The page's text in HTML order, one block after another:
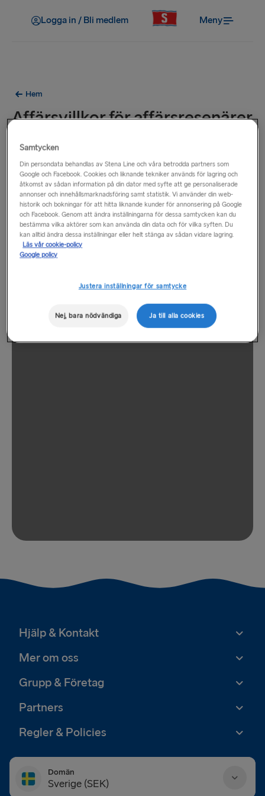
Logga in / Bli medlem Meny
Hem
Affärsvillkor för affärsresenärer
Affärsvillkor för affärsresenärer
Hjälp & Kontakt
Mer om oss
Grupp & Företag
Partners
Regler & Policies
Domän
Sverige (SEK)
Samtycken
Din persondata behandlas av Stena Line och våra betrodda partners som
Google och Facebook. Cookies och liknande tekniker används för lagring och
åtkomst av sådan information på din dator med syfte att ge personaliserade
annonser och innehållsmarknadsföring samt statistik. Vi använder din web-
historik och bokningar för att hitta liknande kunder för annonsering på Google
och Facebook. Genom att ändra inställningarna för dessa samtycken kan du
bestämma vilka aktörer som kan använda din data och för vilka syften. Du
kan alltid ändra dessa inställningar eller helt stänga av sådan vidare lagring.
Läs vår cookie-policy
Google policy
Justera inställningar för samtycke
Nej, bara nödvändiga Ja till alla cookies